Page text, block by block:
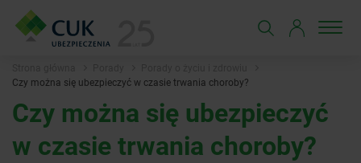
Czy można się ubezpieczyć w czasie trwania choroby?
Czy można się ubezpieczyć
w czasie trwania choroby?